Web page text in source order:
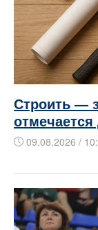
Строить —
09.08.2026 /